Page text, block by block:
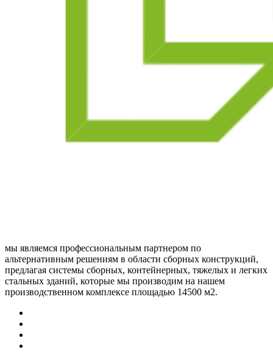
мы являемся профессиональным партнером по
альтернативным решениям в области сборных конструкций,
предлагая системы сборных, контейнерных, тяжелых и легких
стальных зданий, которые мы производим на нашем
производственном комплексе площадью 14500 м2.